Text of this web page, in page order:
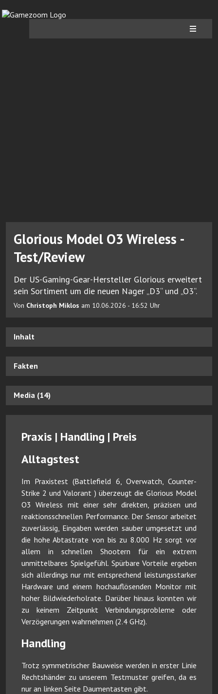
Glorious Model O3 Wireless -
Test/Review
Der US-Gaming-Gear-Hersteller Glorious erweitert
sein Sortiment um die neuen Nager „D3“ und „O3“.
Von Christoph Miklos am 10.06.2026 - 16:52 Uhr
Inhalt
Fakten
Media (14)
Praxis | Handling | Preis
Alltagstest
Im Praxistest (Battlefield 6, Overwatch, Counter-
Strike 2 und Valorant ) überzeugt die Glorious Model
O3 Wireless mit einer sehr direkten, präzisen und
reaktionsschnellen Performance. Der Sensor arbeitet
zuverlässig, Eingaben werden sauber umgesetzt und
die hohe Abtastrate von bis zu 8.000 Hz sorgt vor
allem in schnellen Shootern für ein extrem
unmittelbares Spielgefühl. Spürbare Vorteile ergeben
sich allerdings nur mit entsprechend leistungsstarker
Hardware und einem hochauflösenden Monitor mit
hoher Bildwiederholrate. Darüber hinaus konnten wir
zu keinem Zeitpunkt Verbindungsprobleme oder
Verzögerungen wahrnehmen (2.4 GHz).
Handling
Trotz symmetrischer Bauweise werden in erster Linie
Rechtshänder zu unserem Testmuster greifen, da es
nur an linken Seite Daumentasten gibt.